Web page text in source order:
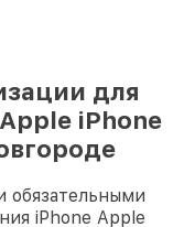
для
iPhone
обязательными
iPhone Apple